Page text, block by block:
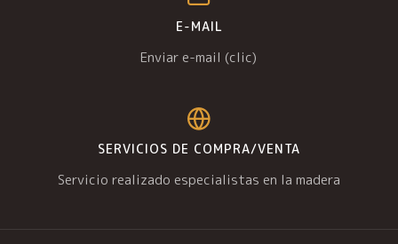
E-MAIL
Enviar e-mail (clic)
SERVICIOS DE COMPRA/VENTA
Servicio realizado especialistas en la madera